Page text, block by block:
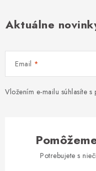
Aktuálne
Email
Vložením e-mailu súhlasíte s
Potrebujete s